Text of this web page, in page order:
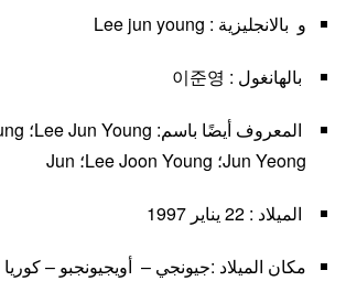
و بالانجليزية : Lee jun young
بالهانغول : 이준영
Jun Yeong؛ Lee Joon Young؛ Jun
الميلاد : 22 يناير 1997
مكان الميلاد :جيونجي – أويجيونجبو – كوريا